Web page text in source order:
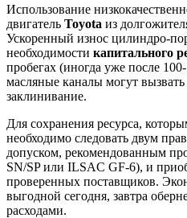
Использование
двигатель Toyota из
Ускоренный износ цилиндро-
необходимости капитального
пробегах (иногда уже после
масляные каналы могут вызвать
заклинивание.
Для сохранения ресурса,
необходимо следовать двум
допуском, рекомендованным
SN/SP или ILSAC GF-6), и
проверенных поставщиков.
выгодной сегодня, завтра
расходами.